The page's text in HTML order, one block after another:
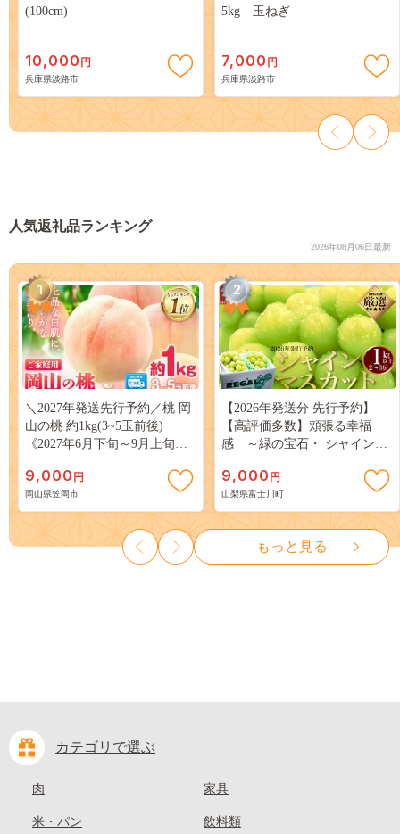
(100cm)
10,000 円
兵庫県淡路市
5kg 玉ねぎ
7,000 円
兵庫県淡路市
人気返礼品ランキング
2026年08月06日最新
1
＼2027年発送先行予約／桃 岡
山の桃 約1kg(3~5玉前後)
《2027年6月下旬～9月上旬頃
岡山 はくとう スイーツ フル
ーツ 果物 デザート 旬 モモ も
も 先行予約 送料無料 果物 岡
山県 笠岡市 清水白桃 白鳳 白
麗 クール便---
kasaoka_zsy_419_100---
9,000 円
岡山県笠岡市
2
【2026年発送分 先行予約】
【高評価多数】頬張る幸福
感 ～緑の宝石・ シャインマ
３房） フルーツ 山梨県産 果
物 くだもの シャイン マスカ
ット ぶどう ブドウ 葡萄 大粒
種なし 先行予約 富士川町
10000円 一万円 9000円 九千円
9,000 円
山梨県富士川町
もっと見る
カテゴリで選ぶ
肉
米・パン
家具
飲料類